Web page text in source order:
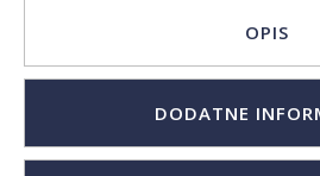
OPIS
DODATNE